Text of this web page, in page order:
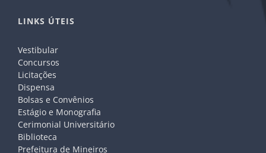
LINKS ÚTEIS
Vestibular
Concursos
Licitações
Dispensa
Bolsas e Convênios
Estágio e Monografia
Cerimonial Universitário
Biblioteca
Prefeitura de Mineiros